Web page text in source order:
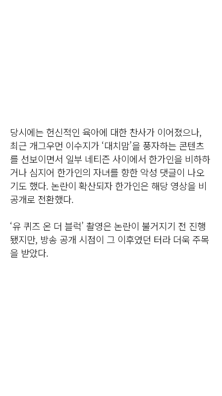
당시에는 헌신적인 육아에 대한 찬사가 이어졌으나,
최근 개그우먼 이수지가 ‘대치맘’을 풍자하는 콘텐츠
를 선보이면서 일부 네티즌 사이에서 한가인을 비하하
거나 심지어 한가인의 자녀를 향한 악성 댓글이 나오
기도 했다. 논란이 확산되자 한가인은 해당 영상을 비
공개로 전환했다.
‘유 퀴즈 온 더 블럭’ 촬영은 논란이 불거지기 전 진행
됐지만, 방송 공개 시점이 그 이후였던 터라 더욱 주목
을 받았다.